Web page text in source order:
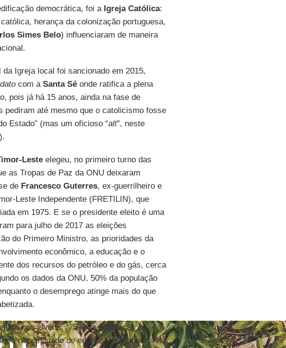
democrática, foi a Igreja Católica:
herança da colonização portuguesa,
Simes Belo) influenciaram de maneira
Igreja local foi sancionado em 2015,
com a Santa Séonde ratifica a plena
pois já há 15 anos, ainda na fase de
pediram até mesmo que o catolicismo fosse
Estado” (mas um oficioso “alt”, neste
Lesteelegeu, no primeiro turno das
as Tropas de Paz da ONU deixaram
de Francesco Guterres, ex-guerrilheiro e
Leste Independente (FRETILIN), que
em 1975. E se o presidente eleito é uma
para julho de 2017 as eleições
do Primeiro Ministro, as prioridades da
econômico, a educação e o
dos recursos do petróleo e do gás, cerca
os dados da ONU, 50% da população
o desemprego atinge mais do que
nos jovens: “75% da população é
à necessidade de educação e trabalho. Há